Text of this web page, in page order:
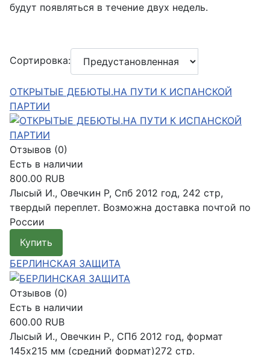
будут появляться в течение двух недель.
Сортировка:
ОТКРЫТЫЕ ДЕБЮТЫ.НА ПУТИ К ИСПАНСКОЙ
ПАРТИИ
Отзывов (0)
Есть в наличии
800.00 RUB
Лысый И., Овечкин Р, Спб 2012 год, 242 стр,
твердый переплет. Возможна доставка почтой по
России
Купить
БЕРЛИНСКАЯ ЗАЩИТА
Отзывов (0)
Есть в наличии
600.00 RUB
Лысый И., Овечкин Р., СПб 2012 год, формат
145х215 мм (средний формат)272 стр.